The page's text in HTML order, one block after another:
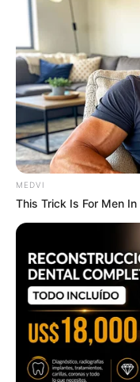
Surgeons: This
Arthritis! Try It!
MEDVI
This Trick Is For Men